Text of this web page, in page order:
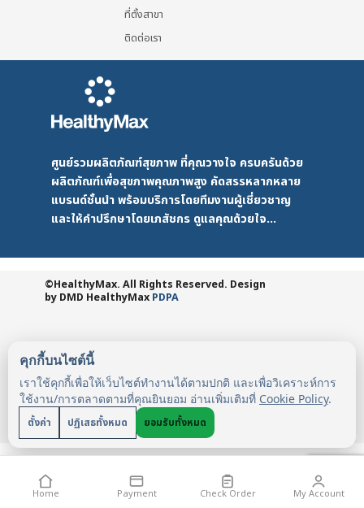
คุกกี้บนไซต์นี้
เราใช้คุกกี้เพื่อให้เว็บไซต์ทำงานได้ตามปกติ และเพื่อวิเคราะห์การ
ใช้งาน/การตลาดตามที่คุณยินยอม อ่านเพิ่มเติมที่ Cookie Policy.
ตั้งค่า ปฏิเสธทั้งหมด ยอมรับทั้งหมด
ที่ตั้งสาขา
ติดต่อเรา
ศูนย์รวมผลิตภัณฑ์สุขภาพ ที่คุณวางใจ ครบครันด้วย
ผลิตภัณฑ์เพื่อสุขภาพคุณภาพสูง คัดสรรหลากหลาย
แบรนด์ชั้นนำ พร้อมบริการโดยทีมงานผู้เชี่ยวชาญ
และให้คำปรึกษาโดยเภสัชกร ดูแลคุณด้วยใจ...
©HealthyMax. All Rights Reserved. Design
by DMD HealthyMax PDPA
Home Payment Check Order My Account